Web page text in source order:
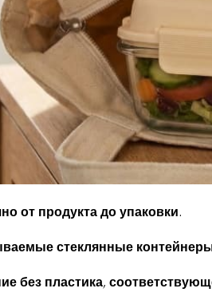
от продукта до упаковки.
стеклянные
без пластика,